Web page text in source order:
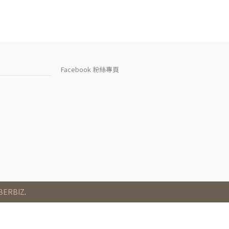
Facebook 粉絲專頁
.